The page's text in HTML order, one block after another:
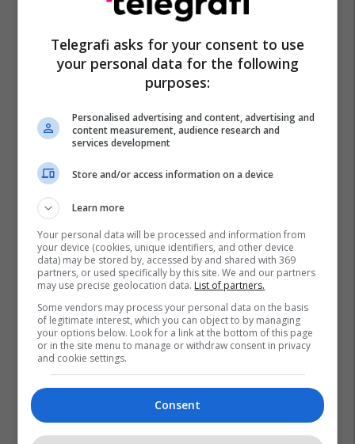
Reklamo këtu
Telegrafi asks for your consent to use
your personal data for the following
purposes:
Personalised advertising and content, advertising and
content measurement, audience research and
services development
Store and/or access information on a device
Learn more
Your personal data will be processed and information from
your device (cookies, unique identifiers, and other device
data) may be stored by, accessed by and shared with 369
partners, or used specifically by this site. We and our partners
may use precise geolocation data. List of partners.
Some vendors may process your personal data on the basis
of legitimate interest, which you can object to by managing
your options below. Look for a link at the bottom of this page
or in the site menu to manage or withdraw consent in privacy
and cookie settings.
Consent